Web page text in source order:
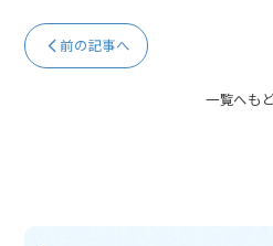
c
e
前の記事へ
一覧へも